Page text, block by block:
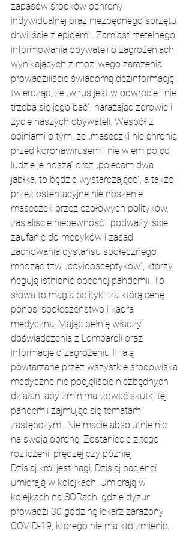
zapasów środków ochrony
indywidualnej oraz niezbędnego sprzętu
drwiliście z epidemii. Zamiast rzetelnego
informowania obywateli o zagrożeniach
wynikających z możliwego zarażenia
prowadziliście świadomą dezinformację
twierdząc, że „wirus jest w odwrocie i nie
trzeba się jego bać”, narażając zdrowie i
życie naszych obywateli. Wespół z
opiniami o tym, że „maseczki nie chronią
przed koronawirusem i nie wiem po co
ludzie je noszą” oraz „polecam dwa
jabłka, to będzie wystarczające”, a także
przez ostentacyjne nie noszenie
maseczek przez czołowych polityków,
zasialiście niepewność i podważyliście
zaufanie do medyków i zasad
zachowania dystansu społecznego
mnożąc tzw. „covidosceptyków”, którzy
negują istnienie obecnej pandemii. To
słowa to magia polityki, za którą cenę
ponosi społeczeństwo i kadra
medyczna. Mając pełnię władzy,
doświadczenia z Lombardii oraz
informacje o zagrożeniu II falą
powtarzane przez wszystkie środowiska
medyczne nie podjęliście niezbędnych
działań, aby zminimalizować skutki tej
pandemii zajmując się tematami
zastępczymi. Nie macie absolutnie nic
na swoją obronę. Zostaniecie z tego
rozliczeni, prędzej czy później.
Dzisiaj król jest nagi. Dzisiaj pacjenci
umierają w kolejkach. Umierają w
kolejkach na SORach, gdzie dyżur
prowadzi 30 godzinę lekarz zarażony
COVID-19, którego nie ma kto zmienić.